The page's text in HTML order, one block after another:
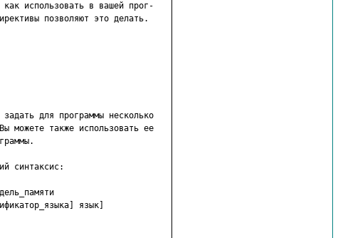
использовать в вашей прог-
позволяют это делать.